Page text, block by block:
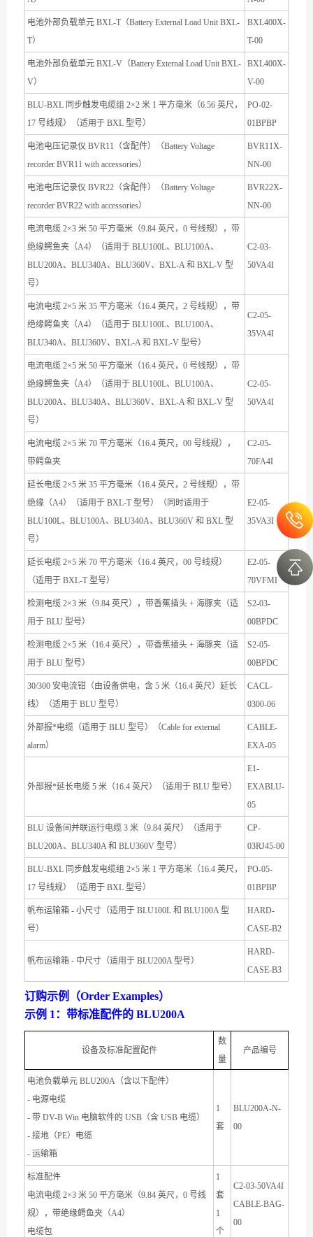
电池外部负载单元 BXL-T（Battery External Load Unit BXL-
T）
BXL400X-
T-00
电池外部负载单元 BXL-V（Battery External Load Unit BXL-
V）
BXL400X-
V-00
BLU-BXL 同步触发电缆组 2×2 米 1 平方毫米（6.56 英尺，
17 号线规）（适用于 BXL 型号）
PO-02-
01BPBP
电池电压记录仪 BVR11（含配件）（Battery Voltage
recorder BVR11 with accessories）
BVR11X-
NN-00
电池电压记录仪 BVR22（含配件）（Battery Voltage
recorder BVR22 with accessories）
BVR22X-
NN-00
电流电缆 2×3 米 50 平方毫米（9.84 英尺，0 号线规），带
绝缘鳄鱼夹（A4）（适用于 BLU100L、BLU100A、
BLU200A、BLU340A、BLU360V、BXL-A 和 BXL-V 型
号）
C2-03-
50VA4I
电流电缆 2×5 米 35 平方毫米（16.4 英尺，2 号线规），带
绝缘鳄鱼夹（A4）（适用于 BLU100L、BLU100A、
BLU340A、BLU360V、BXL-A 和 BXL-V 型号）
C2-05-
35VA4I
电流电缆 2×5 米 50 平方毫米（16.4 英尺，0 号线规），带
绝缘鳄鱼夹（A4）（适用于 BLU100L、BLU100A、
BLU200A、BLU340A、BLU360V、BXL-A 和 BXL-V 型
号）
C2-05-
50VA4I
电流电缆 2×5 米 70 平方毫米（16.4 英尺，00 号线规），
带鳄鱼夹
C2-05-
70FA4I
延长电缆 2×5 米 35 平方毫米（16.4 英尺，2 号线规），带
绝缘（A4）（适用于 BXL-T 型号）（同时适用于
BLU100L、BLU100A、BLU340A、BLU360V 和 BXL 型
号）
E2-05-
35VA3I
延长电缆 2×5 米 70 平方毫米（16.4 英尺，00 号线规）
（适用于 BXL-T 型号）
E2-05-
70VFMI
检测电缆 2×3 米（9.84 英尺），带香蕉插头 + 海豚夹（适
用于 BLU 型号）
S2-03-
00BPDC
检测电缆 2×5 米（16.4 英尺），带香蕉插头 + 海豚夹（适
用于 BLU 型号）
S2-05-
00BPDC
30/300 安电流钳（由设备供电，含 5 米（16.4 英尺）延长
线）（适用于 BLU 型号）
CACL-
0300-06
外部报*电缆（适用于 BLU 型号）（Cable for external
alarm）
CABLE-
EXA-05
外部报*延长电缆 5 米（16.4 英尺）（适用于 BLU 型号）
E1-
EXABLU-
05
BLU 设备间并联运行电缆 3 米（9.84 英尺）（适用于
BLU200A、BLU340A 和 BLU360V 型号）
CP-
03RJ45-00
BLU-BXL 同步触发电缆组 2×5 米 1 平方毫米（16.4 英尺，
17 号线规）（适用于 BXL 型号）
PO-05-
01BPBP
帆布运输箱 - 小尺寸（适用于 BLU100L 和 BLU100A 型
号）
HARD-
CASE-B2
帆布运输箱 - 中尺寸（适用于 BLU200A 型号）
HARD-
CASE-B3
订购示例（Order Examples）
示例 1：带标准配件的 BLU200A
设备及标准配置配件
数
量
产品编号
电池负载单元 BLU200A（含以下配件）
- 电源电缆
- 带 DV-B Win 电脑软件的 USB（含 USB 电缆）
- 接地（PE）电缆
- 运输箱
1
套
BLU200A-N-
00
标准配件
电流电缆 2×3 米 50 平方毫米（9.84 英尺，0 号线
规），带绝缘鳄鱼夹（A4）
电缆包
1
套
1
个
C2-03-50VA4I
CABLE-BAG-
00